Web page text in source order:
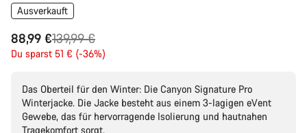
Ausverkauft
88,99 €
Ursprungspreis
139,99 €
Du sparst 51 € (-36%)
Das Oberteil für den Winter: Die Canyon Signature Pro
Winterjacke. Die Jacke besteht aus einem 3-lagigen eVent
Gewebe, das für hervorragende Isolierung und hautnahen
Tragekomfort sorgt.